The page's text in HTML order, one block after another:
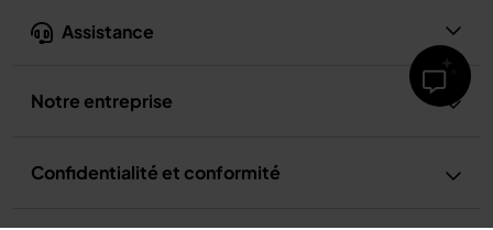
Assistance
Notre entreprise
Confidentialité et conformité